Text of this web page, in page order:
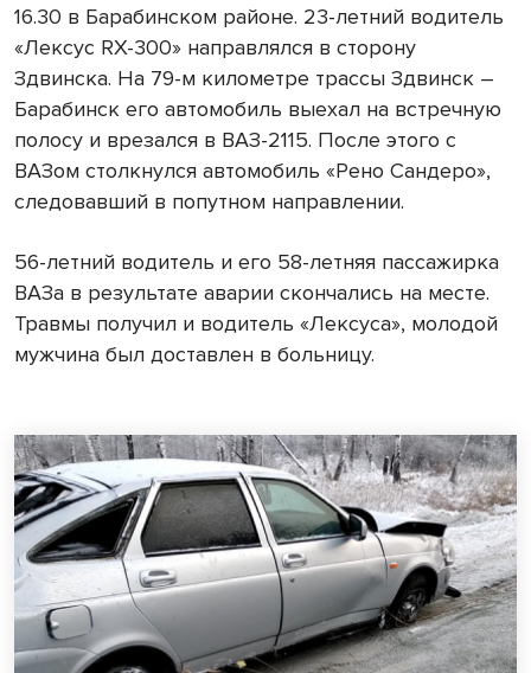
16.30 в Барабинском районе. 23-летний водитель
«Лексус RX-300» направлялся в сторону
Здвинска. На 79-м километре трассы Здвинск –
Барабинск его автомобиль выехал на встречную
полосу и врезался в ВАЗ-2115. После этого с
ВАЗом столкнулся автомобиль «Рено Сандеро»,
следовавший в попутном направлении.
56-летний водитель и его 58-летняя пассажирка
ВАЗа в результате аварии скончались на месте.
Травмы получил и водитель «Лексуса», молодой
мужчина был доставлен в больницу.